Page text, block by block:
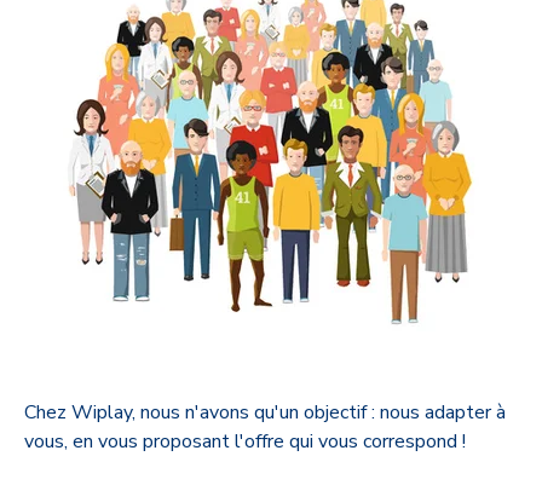
Chez Wiplay, nous n'avons qu'un objectif : nous adapter à
vous, en vous proposant l'offre qui vous correspond !